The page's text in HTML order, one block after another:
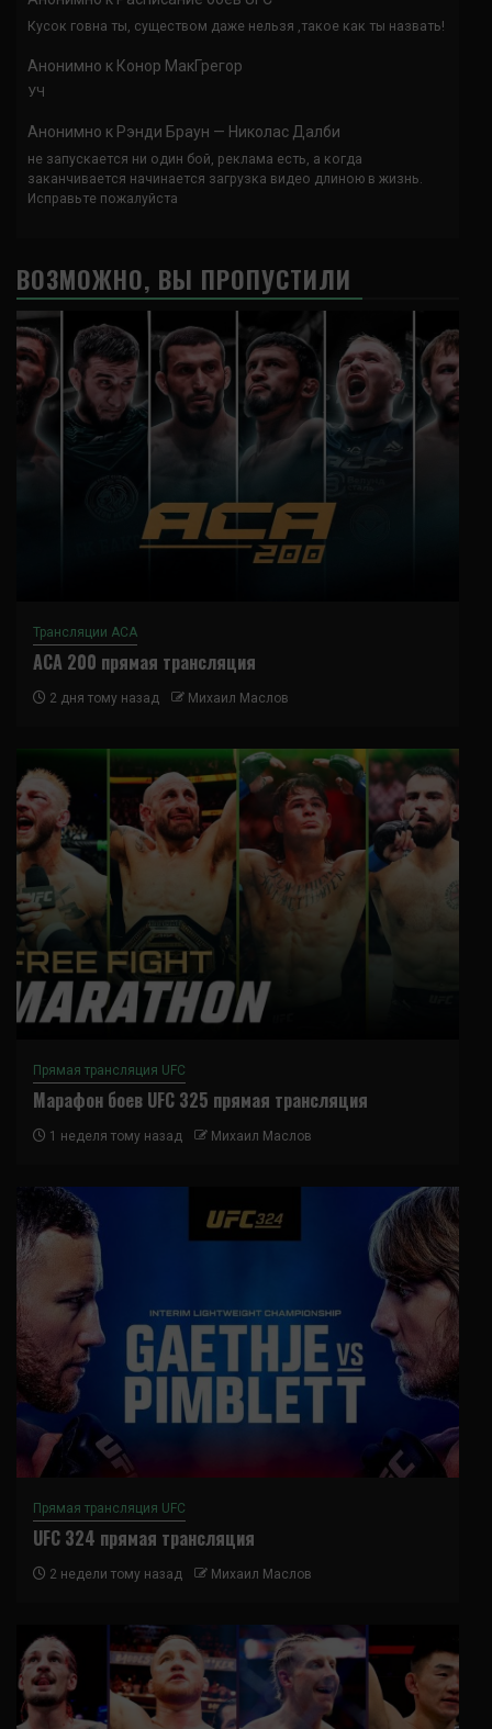
Кусок говна ты, существом даже нельзя ,такое как ты назвать!
Анонимно к Конор МакГрегор
УЧ
Анонимно к Рэнди Браун — Николас Далби
не запускается ни один бой, реклама есть, а когда
заканчивается начинается загрузка видео длиною в жизнь.
Исправьте пожалуйста
ВОЗМОЖНО, ВЫ ПРОПУСТИЛИ
Трансляции ACA
ACA 200 прямая трансляция
2 дня тому назад Михаил Маслов
Прямая трансляция UFC
Марафон боев UFC 325 прямая трансляция
1 неделя тому назад Михаил Маслов
Прямая трансляция UFC
UFC 324 прямая трансляция
2 недели тому назад Михаил Маслов